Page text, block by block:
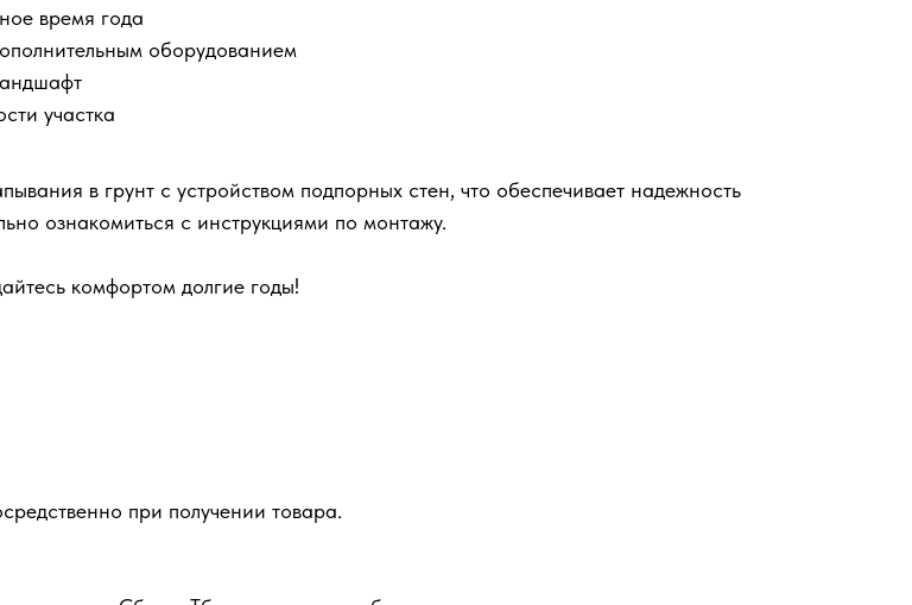
время года
оборудованием
участка
в грунт с устройством подпорных стен, что обеспечивает надежность
ознакомиться с инструкциями по монтажу.
комфортом долгие годы!
при получении товара.